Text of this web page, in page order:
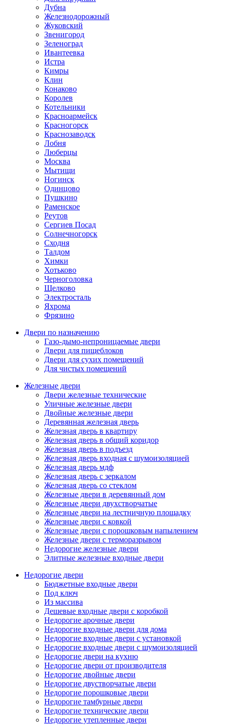
Дубна
Железнодорожный
Жуковский
Звенигород
Зеленоград
Ивантеевка
Истра
Кимры
Клин
Конаково
Королев
Котельники
Красноармейск
Красногорск
Краснозаводск
Лобня
Люберцы
Москва
Мытищи
Ногинск
Одинцово
Пушкино
Раменское
Реутов
Сергиев Посад
Солнечногорск
Сходня
Талдом
Химки
Хотьково
Черноголовка
Щелково
Электросталь
Яхрома
Фрязино
Двери по назначению
Газо-дымо-непроницаемые двери
Двери для пищеблоков
Двери для сухих помещений
Для чистых помещений
Железные двери
Двери железные технические
Уличные железные двери
Двойные железные двери
Деревянная железная дверь
Железная дверь в квартиру
Железная дверь в общий коридор
Железная дверь в подъезд
Железная дверь входная с шумоизоляцией
Железная дверь мдф
Железная дверь с зеркалом
Железная дверь со стеклом
Железные двери в деревянный дом
Железные двери двухстворчатые
Железные двери на лестничную площадку
Железные двери с ковкой
Железные двери с порошковым напылением
Железные двери с терморазрывом
Недорогие железные двери
Элитные железные входные двери
Недорогие двери
Бюджетные входные двери
Под ключ
Из массива
Дешевые входные двери с коробкой
Недорогие арочные двери
Недорогие входные двери для дома
Недорогие входные двери с установкой
Недорогие входные двери с шумоизоляцией
Недорогие двери на кухню
Недорогие двери от производителя
Недорогие двойные двери
Недорогие двустворчатые двери
Недорогие порошковые двери
Недорогие тамбурные двери
Недорогие технические двери
Недорогие утепленные двери